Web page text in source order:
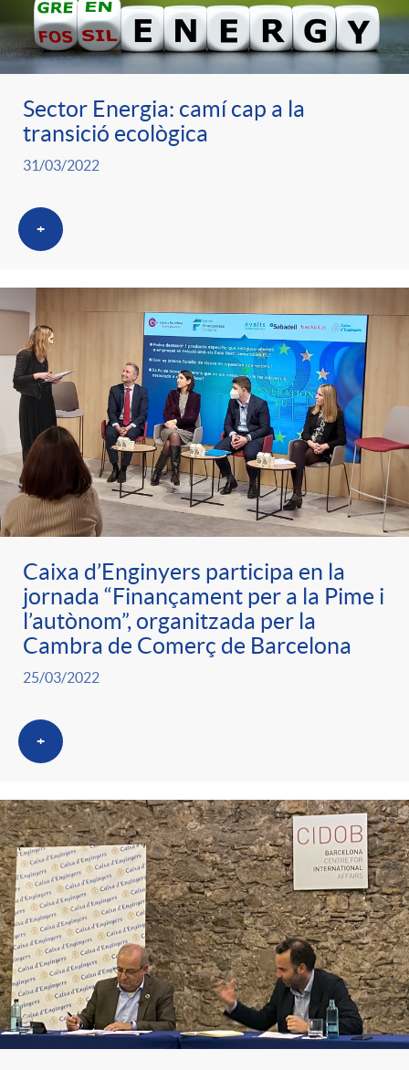
Sector Energia: camí cap a la
transició ecològica
31/03/2022
+
Caixa d’Enginyers participa en la
jornada “Finançament per a la Pime i
l’autònom”, organitzada per la
Cambra de Comerç de Barcelona
25/03/2022
+